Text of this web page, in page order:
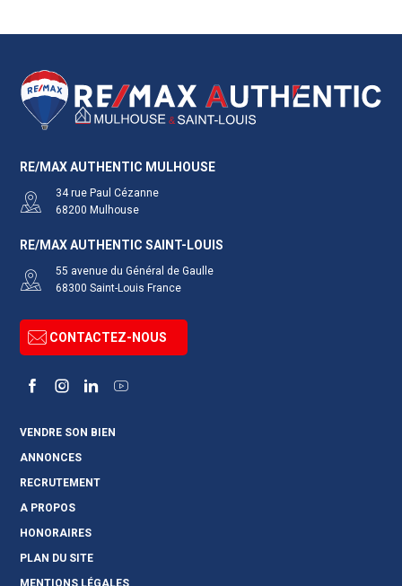
RE/MAX AUTHENTIC MULHOUSE
34 rue Paul Cézanne
68200 Mulhouse
RE/MAX AUTHENTIC SAINT-LOUIS
55 avenue du Général de Gaulle
68300 Saint-Louis France
CONTACTEZ-NOUS
FacebookInstagramLinkedInYouTube
VENDRE SON BIEN
ANNONCES
RECRUTEMENT
A PROPOS
HONORAIRES
PLAN DU SITE